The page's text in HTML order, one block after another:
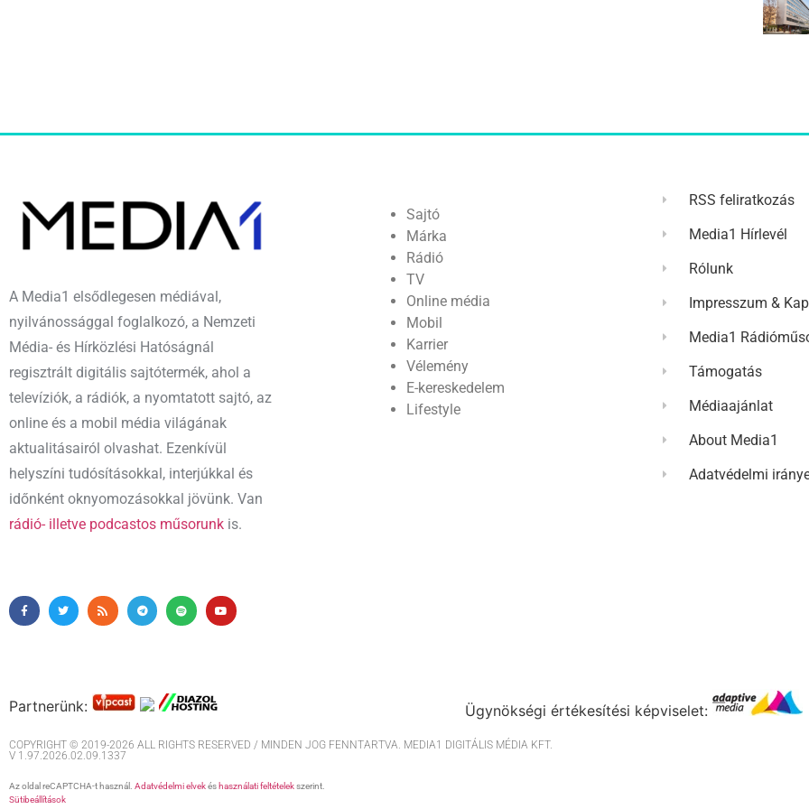
A Media1 elsődlegesen médiával,
nyilvánossággal foglalkozó, a Nemzeti
Média- és Hírközlési Hatóságnál
regisztrált digitális sajtótermék, ahol a
televíziók, a rádiók, a nyomtatott sajtó, az
online és a mobil média világának
aktualitásairól olvashat. Ezenkívül
helyszíni tudósításokkal, interjúkkal és
időnként oknyomozásokkal jövünk. Van
rádió- illetve podcastos műsorunk is.
Sajtó
Márka
Rádió
TV
Online média
Mobil
Karrier
Vélemény
E-kereskedelem
Lifestyle
RSS feliratkozás
Media1 Hírlevél
Rólunk
Impresszum &
Media1
Támogatás
Médiaajánlat
About Media1
Adatvédelmi
Partnerünk: Ügynökségi értékesítési képviselet:
COPYRIGHT © 2019-2026 ALL RIGHTS RESERVED / MINDEN JOG FENNTARTVA. MEDIA1 DIGITÁLIS MÉDIA KFT.
V 1.97.2026.02.09.1337
Az oldal reCAPTCHA-t használ. Adatvédelmi elvekés használati feltételekszerint.
Sütibeállítások